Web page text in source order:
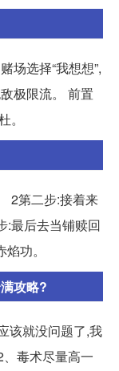
场选择“我想想”,
极限流。 前置
2第二步:接着来
:最后去当铺赎回
功。
攻略?
该就没问题了,我
毒术尽量高一